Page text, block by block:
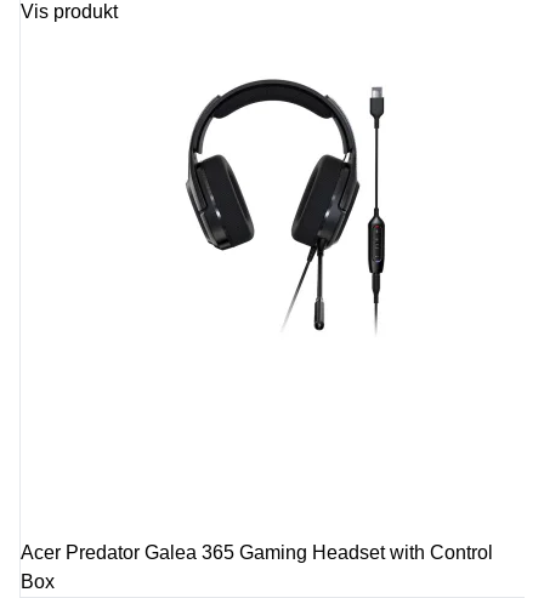
Vis produkt
Acer Predator Galea 365 Gaming Headset with Control
Box